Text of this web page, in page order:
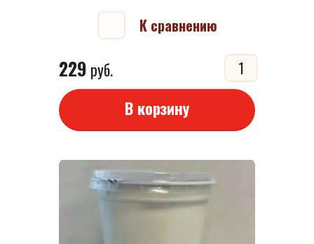
К сравнению
229 руб.
В корзину